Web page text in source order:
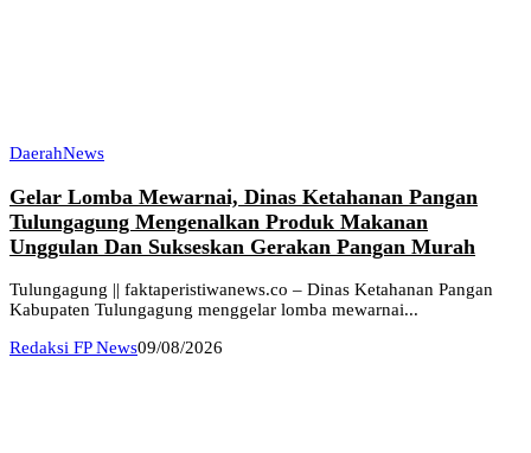
DaerahNews
Gelar Lomba Mewarnai, Dinas Ketahanan Pangan
Tulungagung Mengenalkan Produk Makanan
Unggulan Dan Sukseskan Gerakan Pangan Murah
Tulungagung || faktaperistiwanews.co – Dinas Ketahanan Pangan
Kabupaten Tulungagung menggelar lomba mewarnai...
Redaksi FP News09/08/2026